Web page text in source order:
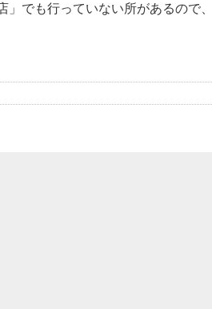
」でも行っていない所があるので